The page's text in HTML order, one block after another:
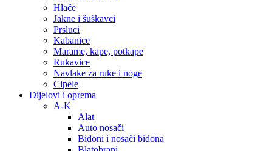
Hlače
Jakne i šuškavci
Prsluci
Kabanice
Marame, kape, potkape
Rukavice
Navlake za ruke i noge
Cipele
Dijelovi i oprema
A-K
Alat
Auto nosači
Bidoni i nosači bidona